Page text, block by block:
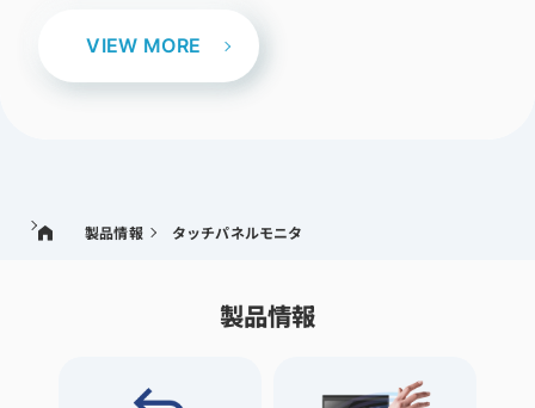
VIEW MORE
製品情報 タッチパネルモニタ
製品情報